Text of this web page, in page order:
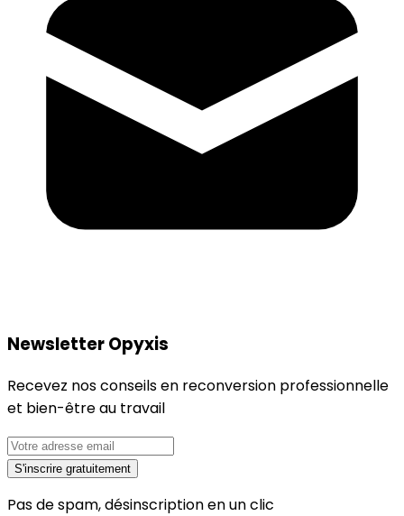
Newsletter Opyxis
Recevez nos conseils en reconversion professionnelle
et bien-être au travail
S'inscrire gratuitement
Pas de spam, désinscription en un clic